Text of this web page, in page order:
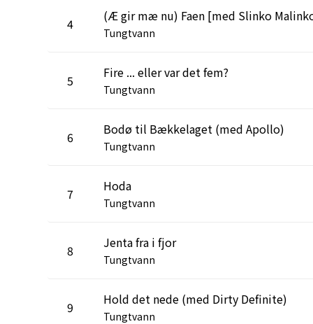
4
Tungtvann
5 Fire ... eller var det fem?
Tungtvann
6 Bodø til Bækkelaget (med Apollo)
Tungtvann
7 Hoda
Tungtvann
8 Jenta fra i fjor
Tungtvann
9 Hold det nede (med Dirty Definite)
Tungtvann